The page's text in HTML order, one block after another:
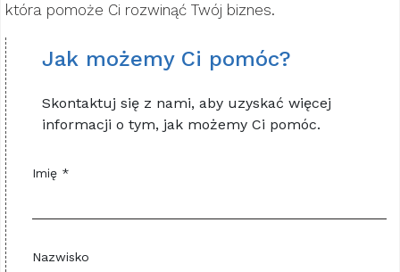
która pomoże Ci rozwinąć Twój biznes.
Jak możemy Ci pomóc?
Skontaktuj się z nami, aby uzyskać więcej
informacji o tym, jak możemy Ci pomóc.
Imię *
Nazwisko